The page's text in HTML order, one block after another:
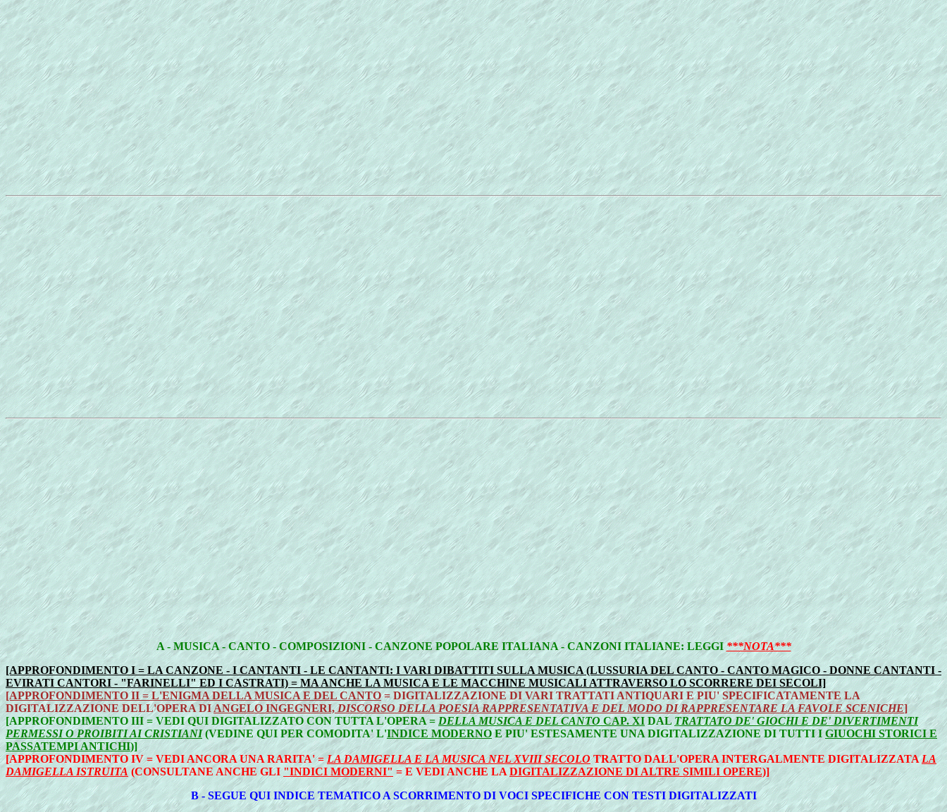
A - MUSICA - CANTO - COMPOSIZIONI - CANZONE POPOLARE ITALIANA - CANZONI ITALIANE: LEGGI***NOTA***
[APPROFONDIMENTO I = LA CANZONE - I CANTANTI - LE CANTANTI: I VARI DIBATTITI SULLA MUSICA (LUSSURIA DEL CANTO - CANTO MAGICO - DONNE CANTANTI -
EVIRATI CANTORI - "FARINELLI" ED I CASTRATI) = MA ANCHE LA MUSICA E LE MACCHINE MUSICALI ATTRAVERSO LO SCORRERE DEI SECOLI]
[APPROFONDIMENTO II = L'ENIGMA DELLA MUSICA E DEL CANTO= DIGITALIZZAZIONE DI VARI TRATTATI ANTIQUARI E PIU' SPECIFICATAMENTE LA
DIGITALIZZAZIONE DELL'OPERA DIANGELO INGEGNERI,DISCORSO DELLA POESIA RAPPRESENTATIVA E DEL MODO DI RAPPRESENTARE LA FAVOLE SCENICHE]
[APPROFONDIMENTO III =VEDI QUI DIGITALIZZATO CON TUTTA L'OPERA = DELLA MUSICA E DEL CANTOCAP. XI DALTRATTATO DE' GIOCHI E DE' DIVERTIMENTI
PERMESSI O PROIBITI AI CRISTIANI(VEDINE QUI PER COMODITA' L'INDICE MODERNOE PIU' ESTESAMENTE UNA DIGITALIZZAZIONE DI TUTTI IGIUOCHI STORICI E
PASSATEMPI ANTICHI)]
[APPROFONDIMENTO IV = VEDI ANCORA UNA RARITA' =LA DAMIGELLA E LA MUSICA NEL XVIII SECOLOTRATTO DALL'OPERA INTERGALMENTE DIGITALIZZATALA
DAMIGELLA ISTRUITA (CONSULTANE ANCHE GLI "INDICI MODERNI" = E VEDI ANCHE LA DIGITALIZZAZIONE DI ALTRE SIMILI OPERE)]
B - SEGUE QUI INDICE TEMATICO A SCORRIMENTO DI VOCI SPECIFICHE CON TESTI DIGITALIZZATI